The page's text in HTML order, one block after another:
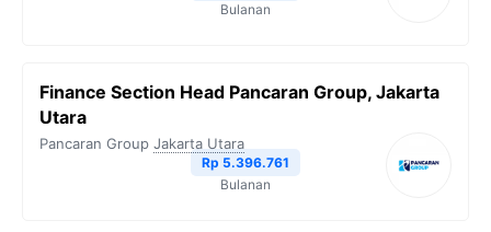
Bulanan
Finance Section Head Pancaran Group, Jakarta
Utara
Pancaran Group Jakarta Utara
Rp 5.396.761
Bulanan